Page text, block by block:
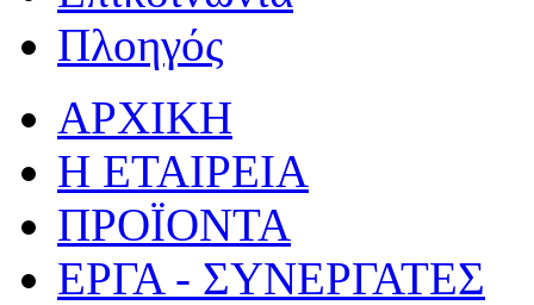
Πλοηγός
ΑΡΧΙΚΗ
Η ΕΤΑΙΡΕΙΑ
ΠΡΟΪΟΝΤΑ
ΕΡΓΑ - ΣΥΝΕΡΓΑΤΕΣ